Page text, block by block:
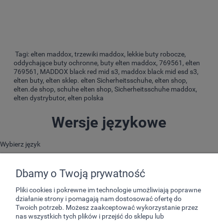
Tagi: elten maddox, trzewiki maddox, lekkie buty robocze,
oddychające buty ochronne, buty elten maddox, 769561, elten
769561, MADDOX black red mid s3, maddox black mid esd s3,
elten buty, elten sklep. elten Sicherheitsschuhe, elten shop,
elten.de shop, schuhe elten shop, Sicherheitsschuhe maddox,
elten dystrybutor, elten polska
Wersje językowe
Wybierz język
Dbamy o Twoją prywatność
Pliki cookies i pokrewne im technologie umożliwiają poprawne
działanie strony i pomagają nam dostosować ofertę do
Twoich potrzeb. Możesz zaakceptować wykorzystanie przez
nas wszystkich tych plików i przejść do sklepu lub